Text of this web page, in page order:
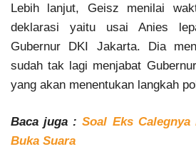
Lebih lanjut, Geisz menilai
deklarasi yaitu usai Anies
Gubernur DKI Jakarta. Dia
sudah tak lagi menjabat
yang akan menentukan langkah
Baca juga :Soal Eks Calegnya
Buka Suara